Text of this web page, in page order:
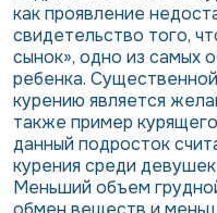
как проявление
свидетельство того,
сынок», одно из самых
ребенка.
курению является
также пример
данный подросток
курения среди
Меньший объем